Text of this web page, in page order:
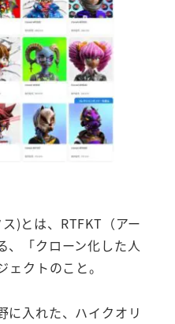
)とは、RTFKT（アー
、「クローン化した人
クトのこと。
に入れた、ハイクオリ